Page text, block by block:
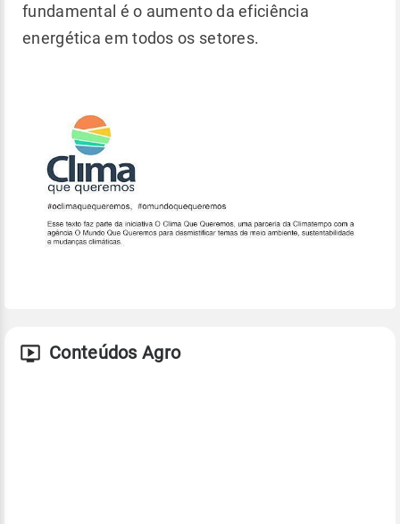
fundamental é o aumento da eficiência
energética em todos os setores.
Conteúdos Agro